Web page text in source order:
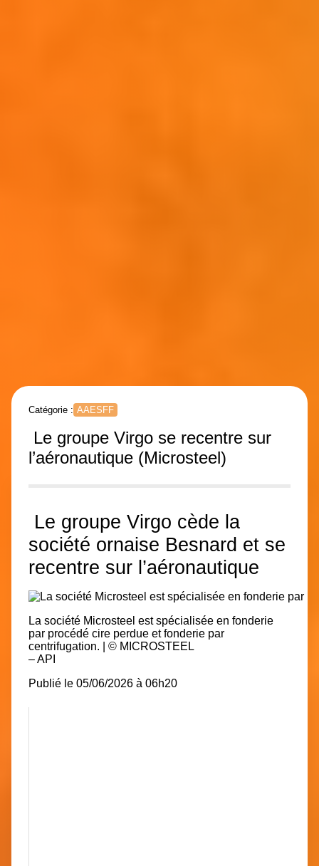
Catégorie : AAESFF
Le groupe Virgo se recentre sur
l’aéronautique (Microsteel)
Le groupe Virgo cède la
société ornaise Besnard et se
recentre sur l’aéronautique
La société Microsteel est spécialisée en fonderie
par procédé cire perdue et fonderie par
centrifugation. | © MICROSTEEL
– API
Publié le 05/06/2026 à 06h20